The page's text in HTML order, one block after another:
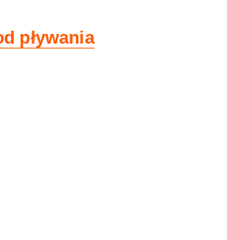
pływania